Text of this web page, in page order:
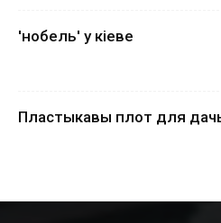
'нобель' у кіеве
Пластыкавы плот для